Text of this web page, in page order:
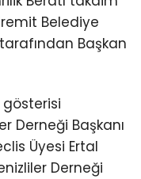
Belediye
Başkan
gösterisi
Derneği Başkanı
Üyesi Ertal
Derneği